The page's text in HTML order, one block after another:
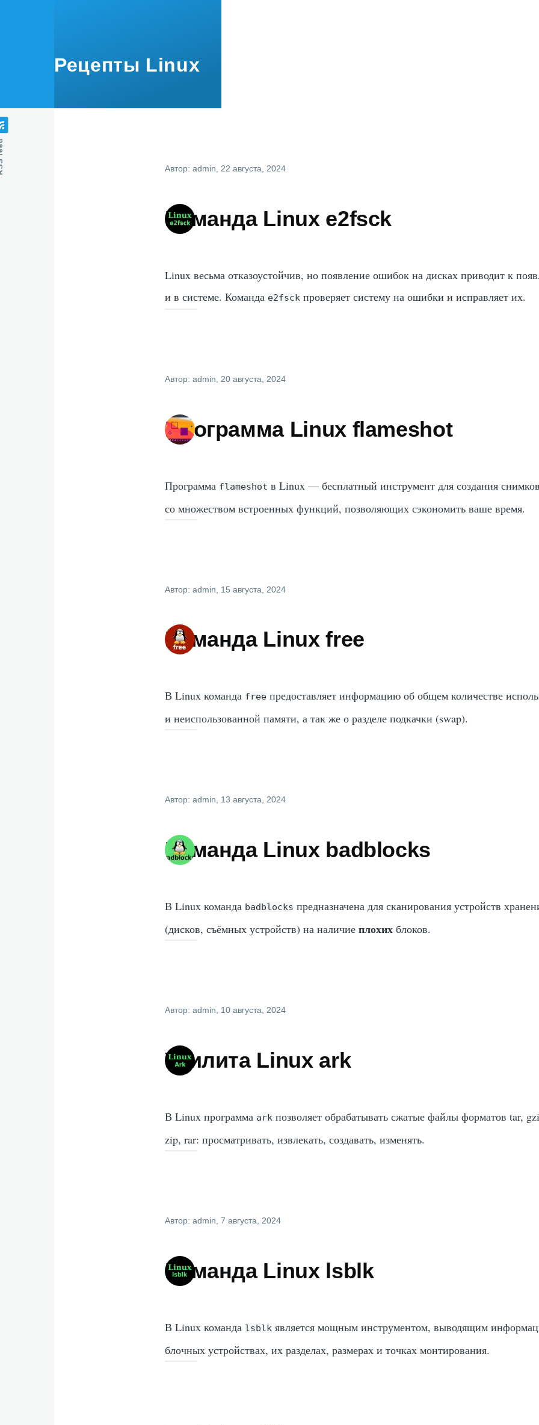
Рецепты Linux
Автор:admin , 22 августа, 2024
Команда Linux e2fsck
Linux весьма отказоустойчив, но появление ошибок на дисках приводит к
и в системе. Команда e2fsck проверяет систему на ошибки и исправляет их.
Автор:admin , 20 августа, 2024
Программа Linux flameshot
Программа flameshot в Linux — бесплатный инструмент для создания
со множеством встроенных функций, позволяющих сэкономить ваше время.
Автор:admin , 15 августа, 2024
Команда Linux free
В Linux команда free предоставляет информацию об общем количестве
и неиспользованной памяти, а так же о разделе подкачки (swap).
Автор:admin, 13 августа, 2024
Команда Linux badblocks
В Linux команда badblocks предназначена для сканирования устройств
(дисков, съёмных устройств) на наличиеплохих блоков.
Автор:admin , 10 августа, 2024
Утилита Linux ark
В Linux программа ark позволяет обрабатывать сжатые файлы форматов tar,
zip, rar: просматривать, извлекать, создавать, изменять.
Автор:admin , 7 августа, 2024
Команда Linux lsblk
В Linux команда lsblk является мощным инструментом, выводящим
блочных устройствах, их разделах, размерах и точках монтирования.